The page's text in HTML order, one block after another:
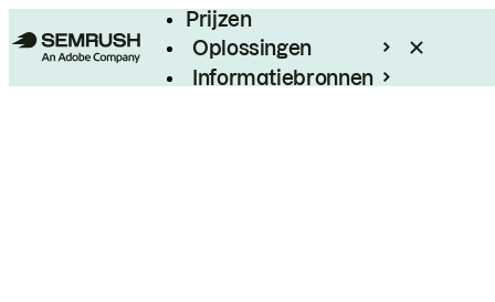
Prijzen
Oplossingen
Informatiebronnen